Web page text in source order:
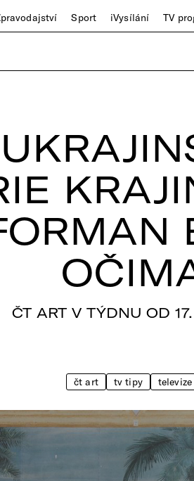
Sport iVysílání TV
ČT ART V TÝDNU OD
čt art tv tipy televize